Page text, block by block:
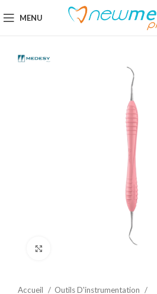
MENU
Accueil
Outils D'instrumentation